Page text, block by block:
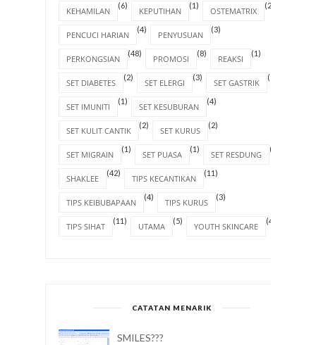
KEHAMILAN
(6)
KEPUTIHAN
(1)
OSTEMATRIX
(2)
PENCUCI HARIAN
(4)
PENYUSUAN
(3)
PERKONGSIAN
(48)
PROMOSI
(8)
REAKSI
(1)
SET DIABETES
(2)
SET ELERGI
(3)
SET GASTRIK
(1)
SET IMUNITI
(1)
SET KESUBURAN
(4)
SET KULIT CANTIK
(2)
SET KURUS
(2)
SET MIGRAIN
(1)
SET PUASA
(1)
SET RESDUNG
(1)
SHAKLEE
(42)
TIPS KECANTIKAN
(11)
TIPS KEIBUBAPAAN
(4)
TIPS KURUS
(3)
TIPS SIHAT
(11)
UTAMA
(5)
YOUTH SKINCARE
(4)
CATATAN MENARIK
SMILES???